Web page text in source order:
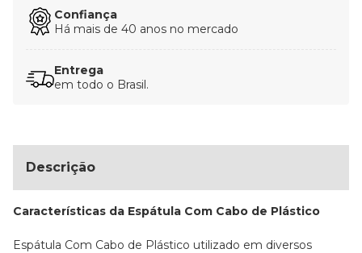
Confiança
Há mais de 40 anos no mercado
Entrega
em todo o Brasil.
Descrição
Características da Espátula Com Cabo de Plástico
Espátula Com Cabo de Plástico utilizado em diversos